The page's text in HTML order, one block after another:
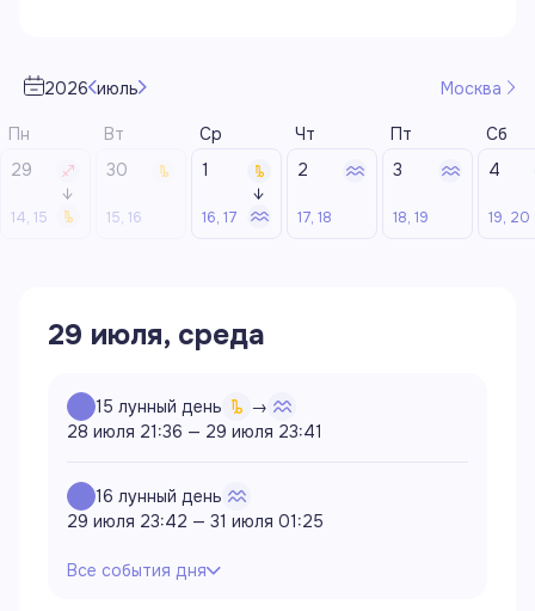
2026 июль Москва
29
14, 15
↓
30
15, 16
1
16, 17
↓
2
17, 18
3
18, 19
4
19, 20
29 июля, среда
15 лунный день
→
28 июля 21:36 — 29 июля 23:41
16 лунный день
29 июля 23:42 — 31 июля 01:25
Все события дня